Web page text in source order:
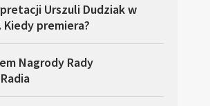
Urszuli Dudziak w
Kiedy premiera?
Nagrody Rady